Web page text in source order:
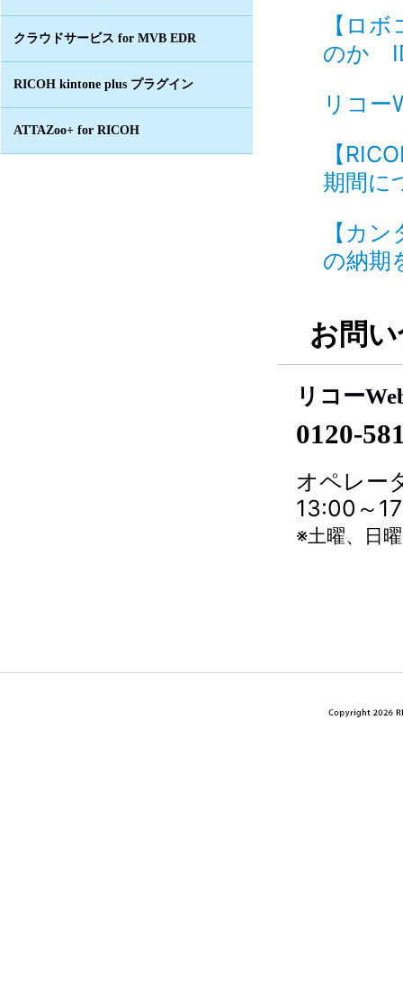
クラウドサービス for MVB EDR
RICOH kintone plus プラグイン
ATTAZoo+ for RICOH
【ロ
のか
リコー
【
期間
【カ
の納期
お問
リコー
0120-
オペレー
13:00～
※土曜、日